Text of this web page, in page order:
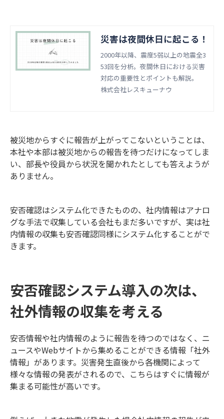
災害は夜間休日に起こる！
2000年以降、震度5弱以上の地震全3
53回を分析。夜間休日における災害
対応の重要性とポイントも解説。
株式会社レスキューナウ
被災地からすぐに報告が上がってこないということは、
本社や本部は被災地からの報告を待つだけになってしま
い、部長や役員から状況を聞かれたとしても答えようが
ありません。
安否確認はシステム化できたものの、社内情報はアナロ
グな手法で収集している会社もまだ多いですが、実は社
内情報の収集も安否確認同様にシステム化することがで
きます。
安否確認システム導入の次は、
社外情報の収集を考える
安否情報や社内情報のように報告を待つのではなく、ニ
ュースやWebサイトから集めることができる情報「社外
情報」があります。災害発生直後から各機関によって
様々な情報の発表がされるので、こちらはすぐに情報が
集まる可能性が高いです。